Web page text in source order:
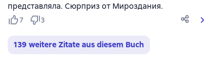
представляла. Сюрприз от Мироздания.
7 3
139 weitere Zitate aus diesem Buch